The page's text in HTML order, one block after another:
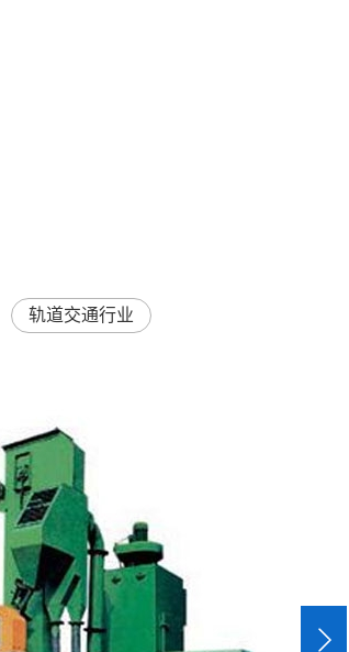
轨道交通行业